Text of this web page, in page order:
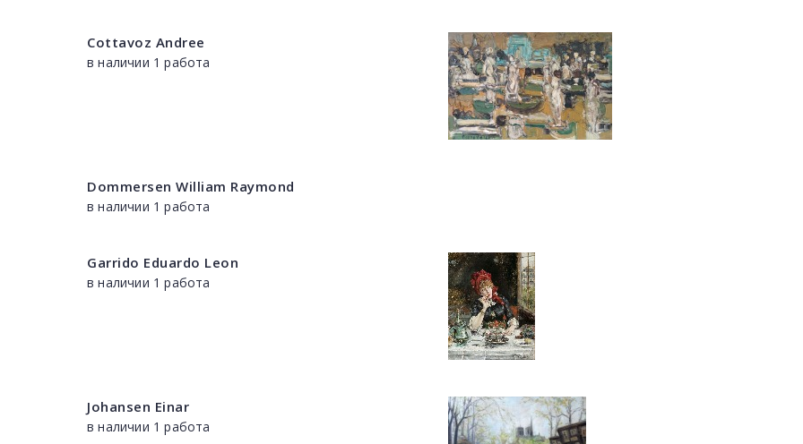
Cottavoz Andree
в наличии 1 работа
Dommersen William Raymond
в наличии 1 работа
Garrido Eduardo Leon
в наличии 1 работа
Johansen Einar
в наличии 1 работа